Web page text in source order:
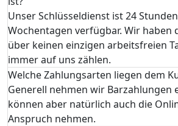
Unser Schlüsseldienst ist 24
Wochentagen verfügbar. Wir haben
über keinen einzigen arbeitsfreien
immer auf uns zählen.
Welche Zahlungsarten liegen dem
Generell nehmen wir Barzahlungen
können aber natürlich auch die
Anspruch nehmen.